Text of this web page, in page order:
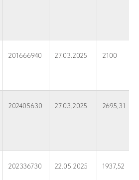
201666940 27.03.2025 2100
202405630 27.03.2025 2695,31
202336730 22.05.2025 1937,52